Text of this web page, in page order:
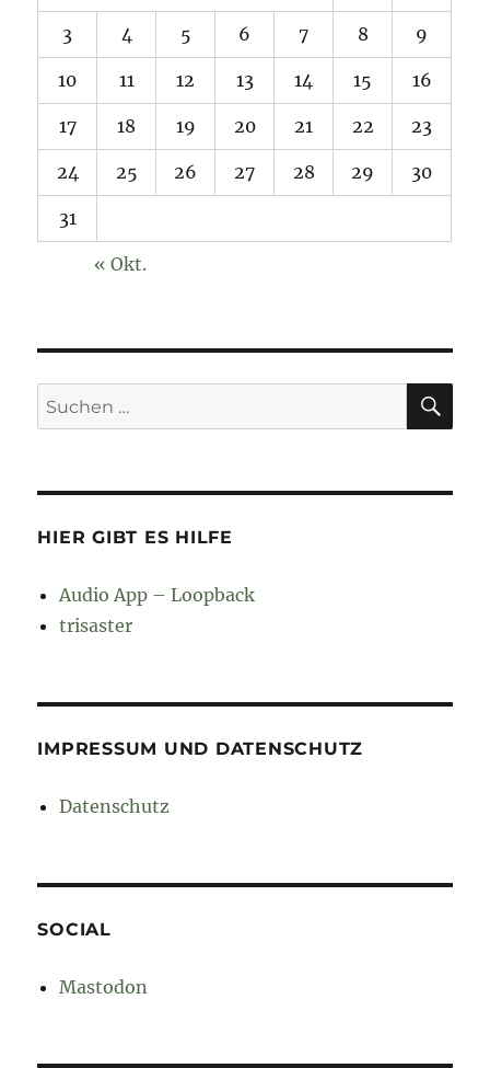
3 4 5 6 7 8 9
10 11 12 13 14 15 16
17 18 19 20 21 22 23
24 25 26 27 28 29 30
31
« Okt.
Suchen
nach:
HIER GIBT ES HILFE
Audio App – Loopback
trisaster
IMPRESSUM UND DATENSCHUTZ
Datenschutz
SOCIAL
Mastodon